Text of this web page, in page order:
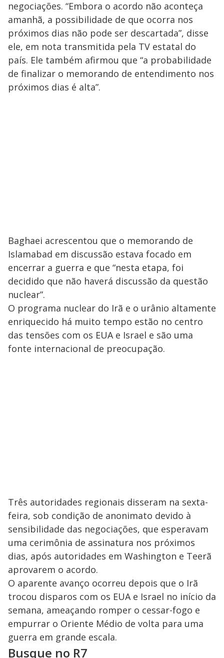
negociações. “Embora o acordo não aconteça
amanhã, a possibilidade de que ocorra nos
próximos dias não pode ser descartada”, disse
ele, em nota transmitida pela TV estatal do
país. Ele também afirmou que “a probabilidade
de finalizar o memorando de entendimento nos
próximos dias é alta”.
Baghaei acrescentou que o memorando de
Islamabad em discussão estava focado em
encerrar a guerra e que “nesta etapa, foi
decidido que não haverá discussão da questão
nuclear”.
O programa nuclear do Irã e o urânio altamente
enriquecido há muito tempo estão no centro
das tensões com os EUA e Israel e são uma
fonte internacional de preocupação.
Três autoridades regionais disseram na sexta-
feira, sob condição de anonimato devido à
sensibilidade das negociações, que esperavam
uma cerimônia de assinatura nos próximos
dias, após autoridades em Washington e Teerã
aprovarem o acordo.
O aparente avanço ocorreu depois que o Irã
trocou disparos com os EUA e Israel no início da
semana, ameaçando romper o cessar-fogo e
empurrar o Oriente Médio de volta para uma
guerra em grande escala.
Busque no R7